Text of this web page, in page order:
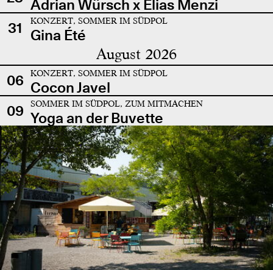
Adrian Würsch x Elias Menzi
31
KONZERT, SOMMER IM SÜDPOL
Gina Été
August 2026
06 KONZERT, SOMMER IM SÜDPOL
Cocon Javel
09
SOMMER IM SÜDPOL, ZUM MITMACHEN
Yoga an der Buvette